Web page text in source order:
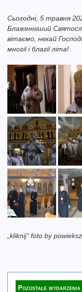
Сьогодні, 5 травня
Блаженніший
вітаємо, нехай
многії і благії літа!
„kliknij” foto by
Pozostałe